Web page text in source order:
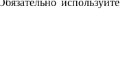
используйте